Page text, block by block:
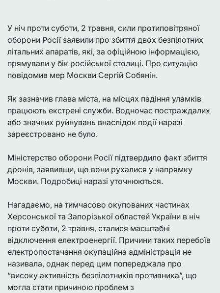
У ніч проти суботи, 2 травня, сили протиповітряної
оборони Росії заявили про збиття двох безпілотних
літальних апаратів, які, за офіційною інформацією,
прямували у бік російської столиці. Про ситуацію
повідомив мер Москви Сергій Собянін.
Як зазначив глава міста, на місцях падіння уламків
працюють екстрені служби. Водночас постраждалих
або значних руйнувань внаслідок події наразі
зареєстровано не було.
Міністерство оборони Росії підтвердило факт збиття
дронів, заявивши, що вони рухалися у напрямку
Москви. Подробиці наразі уточнюються.
Нагадаємо, на тимчасово окупованих частинах
Херсонської та Запорізької областей України в ніч
проти суботи, 2 травня, сталися масштабні
відключення електроенергії. Причини таких перебоїв
електропостачання окупаційна адміністрація не
називала, однак перед цим попереджала про
“високу активність безпілотників противника”, що
могла стати причиною проблем з